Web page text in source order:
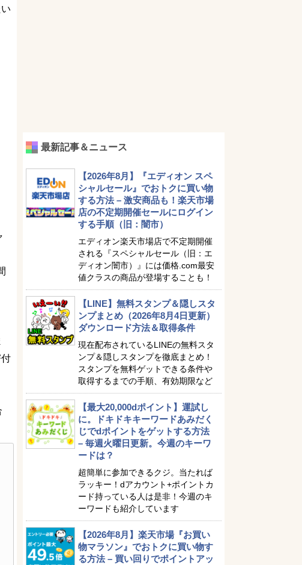
最新記事＆ニュース
【2026年8月】『エディオン スペ
シャルセール』でおトクに買い物
する方法 – 激安商品も！楽天市場
店の不定期開催セールにログイン
する手順（旧：闇市）
エディオン楽天市場店で不定期開催
される『スペシャルセール（旧：エ
ディオン闇市）』には価格.com最安
値クラスの商品が登場することも！
【LINE】無料スタンプ＆隠しスタ
ンプまとめ（2026年8月4日更新）
ダウンロード方法＆取得条件
現在配布されているLINEの無料スタ
ンプ＆隠しスタンプを徹底まとめ！
スタンプを無料ゲットできる条件や
取得するまでの手順、有効期限など
【最大20,000dポイント】運試し
に。ドキドキキーワードあみだく
じでdポイントをゲットする方法
– 毎週火曜日更新。今週のキーワ
ードは？
超簡単に参加できるクジ。当たれば
ラッキー！dアカウント+ポイントカ
ード持っている人は是非！今週のキ
ーワードも紹介しています
【2026年8月】楽天市場『お買い
物マラソン』でおトクに買い物す
る方法 – 買い回りでポイントアッ